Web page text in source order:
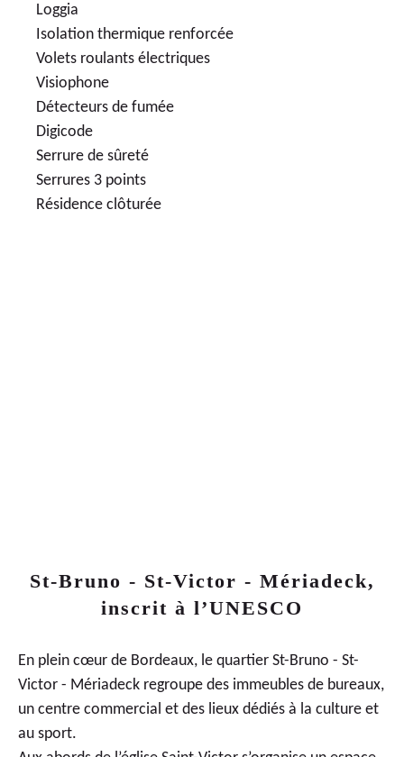
Loggia
Isolation thermique renforcée
Volets roulants électriques
Visiophone
Détecteurs de fumée
Digicode
Serrure de sûreté
Serrures 3 points
Résidence clôturée
St-Bruno - St-Victor - Mériadeck,
inscrit à l’UNESCO
En plein cœur de Bordeaux, le quartier St-Bruno - St-
Victor - Mériadeck regroupe des immeubles de bureaux,
un centre commercial et des lieux dédiés à la culture et
au sport.